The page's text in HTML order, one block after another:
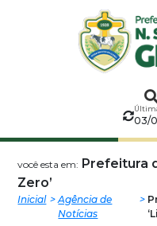
Nossa
Senhora
da
03/
você esta em: Prefeitura
Zero’
Inicial
Agência de
Notícias